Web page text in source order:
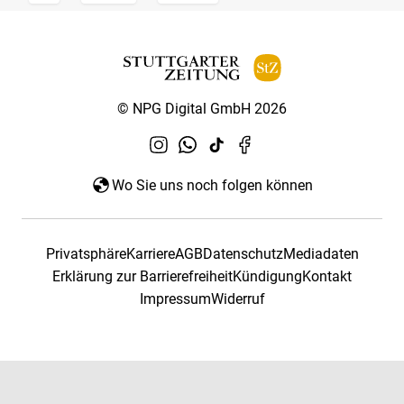
© NPG Digital GmbH 2026
Wo Sie uns noch folgen können
PrivatsphäreKarriereAGBDatenschutzMediadaten
Erklärung zur BarrierefreiheitKündigungKontakt
ImpressumWiderruf